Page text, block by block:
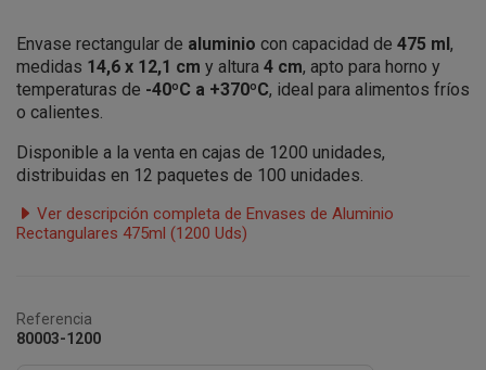
Envase rectangular de aluminio con capacidad de 475 ml,
medidas 14,6 x 12,1 cm y altura 4 cm, apto para horno y
temperaturas de -40ºC a +370ºC, ideal para alimentos fríos
o calientes.
Disponible a la venta en cajas de 1200 unidades,
distribuidas en 12 paquetes de 100 unidades.
Ver descripción completa de Envases de Aluminio
Rectangulares 475ml (1200 Uds)
Referencia
80003-1200